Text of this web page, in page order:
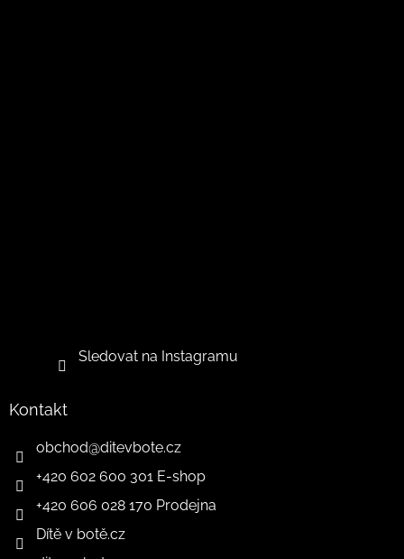
Sledovat na Instagramu
Kontakt
obchod@ditevbote.cz
+420 602 600 301 E-shop
+420 606 028 170 Prodejna
Dítě v botě.cz